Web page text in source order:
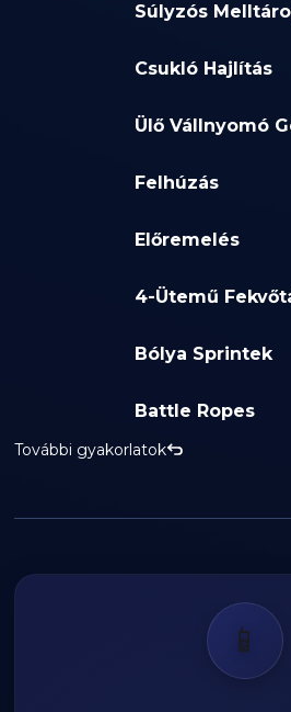
Súlyzós
Csukló Hajlítás
Ülő Vállnyomó
Felhúzás
Előremelés
4-Ütemű
Bólya Sprintek
Battle Ropes
További gyakorlatok
📱